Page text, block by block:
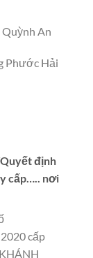
An
Phước Hải
định
cấp….. nơi
cấp